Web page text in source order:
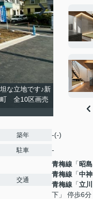
な立地です♪新
町 全10区画売
築年 -(-)
駐車 -
交通
青梅線 「昭島
青梅線 「中神
青梅線 「立川
下」 停歩6分